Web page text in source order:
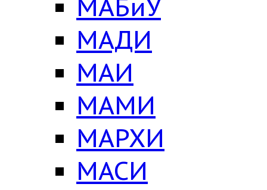
МАБиУ
МАДИ
МАИ
МАМИ
МАРХИ
МАСИ